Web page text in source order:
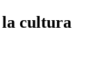
cultura